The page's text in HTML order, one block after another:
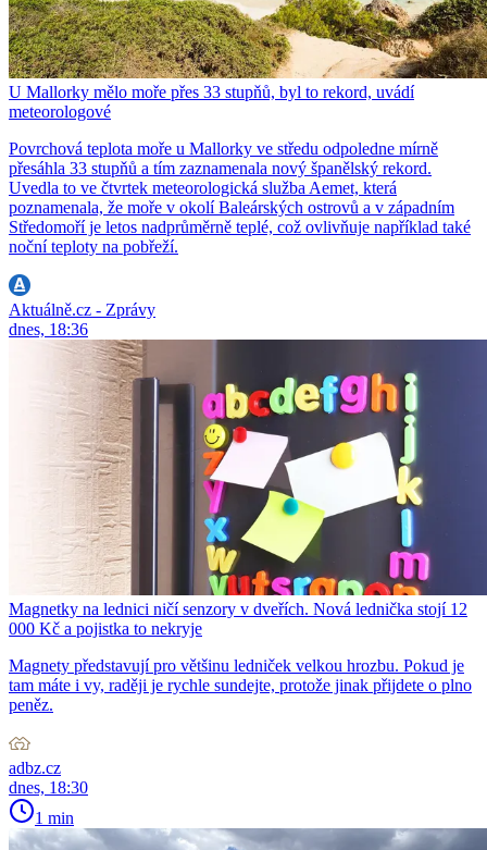
U Mallorky mělo moře přes 33 stupňů, byl to rekord, uvádí
meteorologové
Povrchová teplota moře u Mallorky ve středu odpoledne mírně
přesáhla 33 stupňů a tím zaznamenala nový španělský rekord.
Uvedla to ve čtvrtek meteorologická služba Aemet, která
poznamenala, že moře v okolí Baleárských ostrovů a v západním
Středomoří je letos nadprůměrně teplé, což ovlivňuje například také
noční teploty na pobřeží.
Aktuálně.cz - Zprávy
dnes, 18:36
Magnetky na lednici ničí senzory v dveřích. Nová lednička stojí 12
000 Kč a pojistka to nekryje
Magnety představují pro většinu ledniček velkou hrozbu. Pokud je
tam máte i vy, raději je rychle sundejte, protože jinak přijdete o plno
peněz.
adbz.cz
dnes, 18:30
1 min